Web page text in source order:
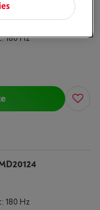
180 Hz
180 Hz